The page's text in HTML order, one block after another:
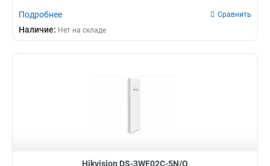
Подробнее Сравнить
Наличие: Нет на складе
Hikvision DS-3WF02C-5N/O